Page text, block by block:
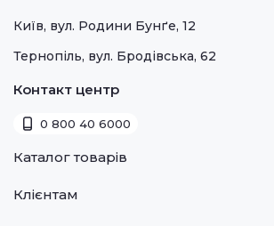
Київ, вул. Родини Бунґе, 12
Тернопіль, вул. Бродівська, 62
Контакт центр
0 800 40 6000
Каталог товарів
Теплове
Клієнтам